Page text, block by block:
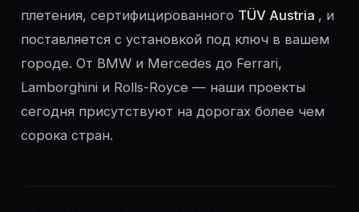
плетения, сертифицированного TÜV Austria , и
поставляется с установкой под ключ в вашем
городе. От BMW и Mercedes до Ferrari,
Lamborghini и Rolls-Royce — наши проекты
сегодня присутствуют на дорогах более чем
сорока стран.